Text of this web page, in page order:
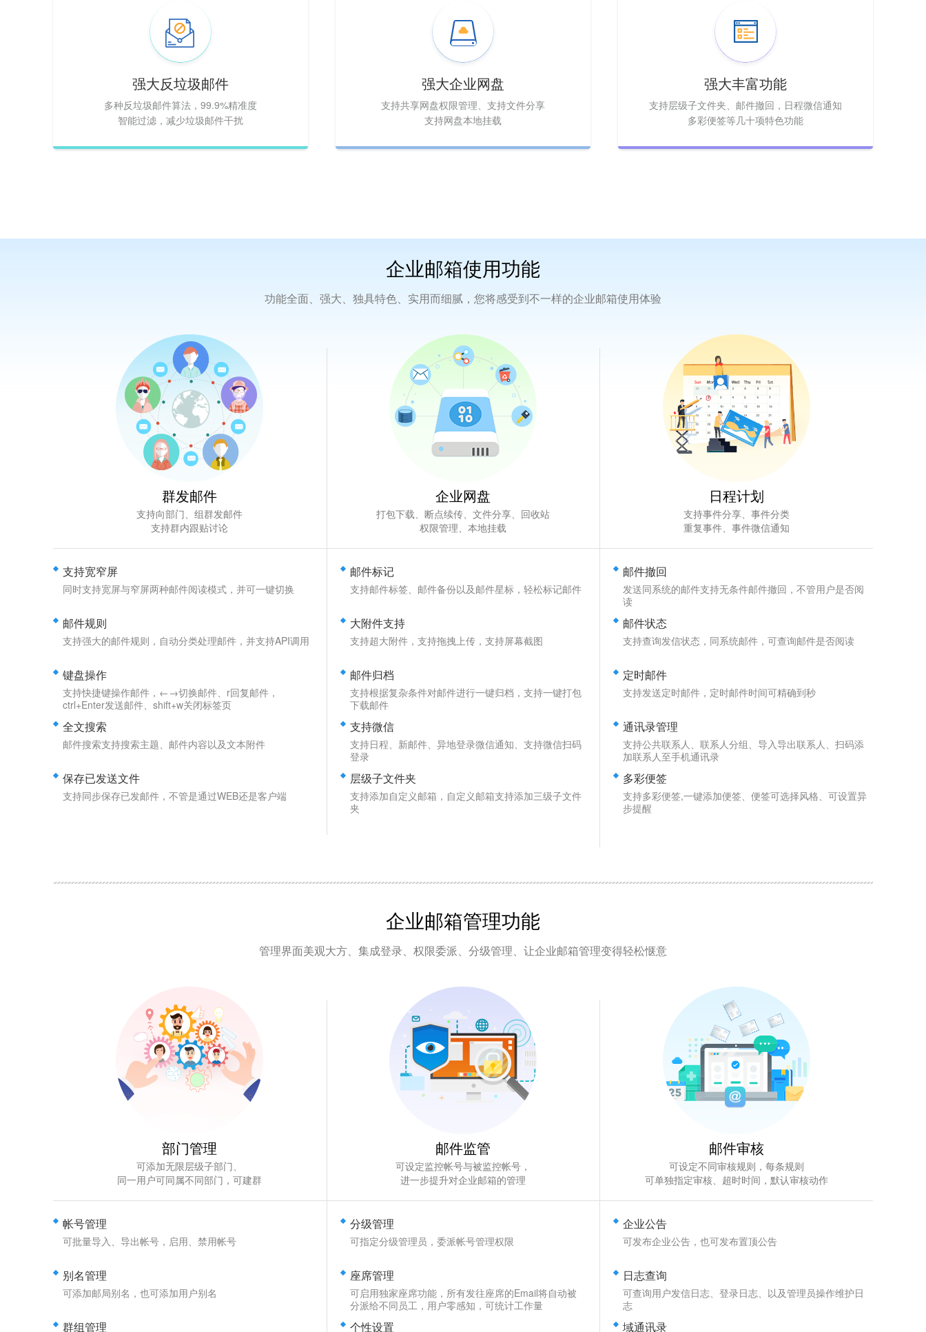
强大反垃圾邮件
多种反垃圾邮件算法，99.9%精准度
智能过滤，减少垃圾邮件干扰
强大企业网盘
支持共享网盘权限管理、支持文件分享
支持网盘本地挂载
强大丰富功能
支持层级子文件夹、邮件撤回，日程微信通知
多彩便签等几十项特色功能
企业邮箱使用功能
功能全面、强大、独具特色、实用而细腻，您将感受到不一样的企业邮箱使用体验
群发邮件
支持向部门、组群发邮件
支持群内跟贴讨论
支持宽窄屏
同时支持宽屏与窄屏两种邮件阅读模式，并可一键切换
邮件规则
支持强大的邮件规则，自动分类处理邮件，并支持API调用
键盘操作
支持快捷键操作邮件，←→切换邮件、r回复邮件，
ctrl+Enter发送邮件、shift+w关闭标签页
全文搜索
邮件搜索支持搜索主题、邮件内容以及文本附件
保存已发送文件
支持同步保存已发邮件，不管是通过WEB还是客户端
企业网盘
打包下载、断点续传、文件分享、回收站
权限管理、本地挂载
邮件标记
支持邮件标签、邮件备份以及邮件星标，轻松标记邮件
大附件支持
支持超大附件，支持拖拽上传，支持屏幕截图
邮件归档
支持根据复杂条件对邮件进行一键归档，支持一键打包
下载邮件
支持微信
支持日程、新邮件、异地登录微信通知、支持微信扫码
登录
层级子文件夹
支持添加自定义邮箱，自定义邮箱支持添加三级子文件
夹
日程计划
支持事件分享、事件分类
重复事件、事件微信通知
邮件撤回
发送同系统的邮件支持无条件邮件撤回，不管用户是否阅
读
邮件状态
支持查询发信状态，同系统邮件，可查询邮件是否阅读
定时邮件
支持发送定时邮件，定时邮件时间可精确到秒
通讯录管理
支持公共联系人、联系人分组、导入导出联系人、扫码添
加联系人至手机通讯录
多彩便签
支持多彩便签,一键添加便签、便签可选择风格、可设置异
步提醒
企业邮箱管理功能
管理界面美观大方、集成登录、权限委派、分级管理、让企业邮箱管理变得轻松惬意
部门管理
可添加无限层级子部门、
同一用户可同属不同部门，可建群
帐号管理
可批量导入、导出帐号，启用、禁用帐号
别名管理
可添加邮局别名，也可添加用户别名
群组管理
邮件监管
可设定监控帐号与被监控帐号，
进一步提升对企业邮箱的管理
分级管理
可指定分级管理员，委派帐号管理权限
座席管理
可启用独家座席功能，所有发往座席的Email将自动被
分派给不同员工，用户零感知，可统计工作量
个性设置
邮件审核
可设定不同审核规则，每条规则
可单独指定审核、超时时间，默认审核动作
企业公告
可发布企业公告，也可发布置顶公告
日志查询
可查询用户发信日志、登录日志、以及管理员操作维护日
志
域通讯录